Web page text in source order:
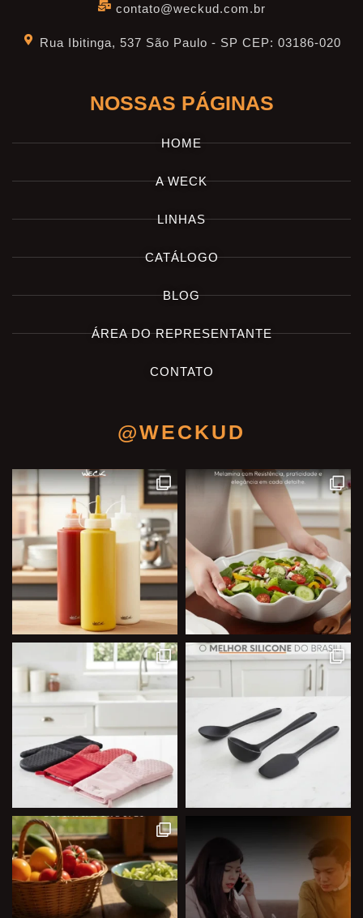
contato@weckud.com.br
Rua Ibitinga, 537 São Paulo - SP CEP: 03186-020
NOSSAS PÁGINAS
HOME
A WECK
LINHAS
CATÁLOGO
BLOG
ÁREA DO REPRESENTANTE
CONTATO
@WECKUD